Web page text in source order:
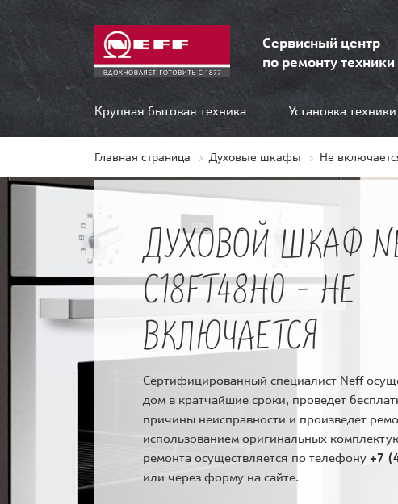
Сервисный центр
по ремонту
Крупная бытовая техника Установка техники
Главная страница Духовые шкафы Не
ДУХОВОЙ ШКАФ
C18FT48H0 - НЕ
ВКЛЮЧАЕТСЯ
Сертифицированный специалист Neff
дом в кратчайшие сроки, проведет
причины неисправности и произведет
использованием оригинальных
ремонта осуществляется по телефону +7
или через форму на сайте.